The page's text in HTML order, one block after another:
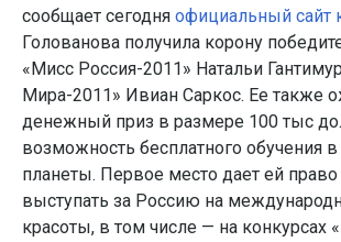
сообщает сегодня официальный сайт
Голованова получила корону
«Мисс Россия-2011» Натальи
Мира-2011» Ивиан Саркос. Ее также
денежный приз в размере 100 тыс
возможность бесплатного обучения
планеты. Первое место дает ей право
выступать за Россию на
красоты, в том числе — на конкурсах